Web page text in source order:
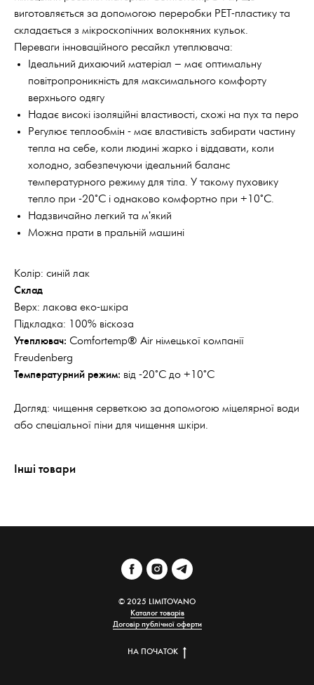
виготовляється за допомогою переробки PET-пластику та
складається з мікроскопічних волокняних кульок.
Переваги інноваційного ресайкл утеплювача:
Ідеальний дихаючий матеріал – має оптимальну
повітропроникність для максимального комфорту
верхнього одягу
Надає високі ізоляційні властивості, схожі на пух та перо
Регулює теплообмін - має властивість забирати частину
тепла на себе, коли людині жарко і віддавати, коли
холодно, забезпечуючи ідеальний баланс
температурного режиму для тіла. У такому пуховику
тепло при -20°С і однаково комфортно при +10°С.
Надзвичайно легкий та м'який
Можна прати в пральній машині
Колір: синій лак
Склад
Верх: лакова еко-шкіра
Підкладка: 100% віскоза
Утеплювач: Comfortemp® Air німецької компанії
Freudenberg
Температурний режим: від -20°С до +10°С
Догляд: чищення серветкою за допомогою міцелярної води
або спеціальної піни для чищення шкіри.
Інші товари
© 2025 LIMITOVANO
Каталог товарів
Договір публічної оферти
НА ПОЧАТОК